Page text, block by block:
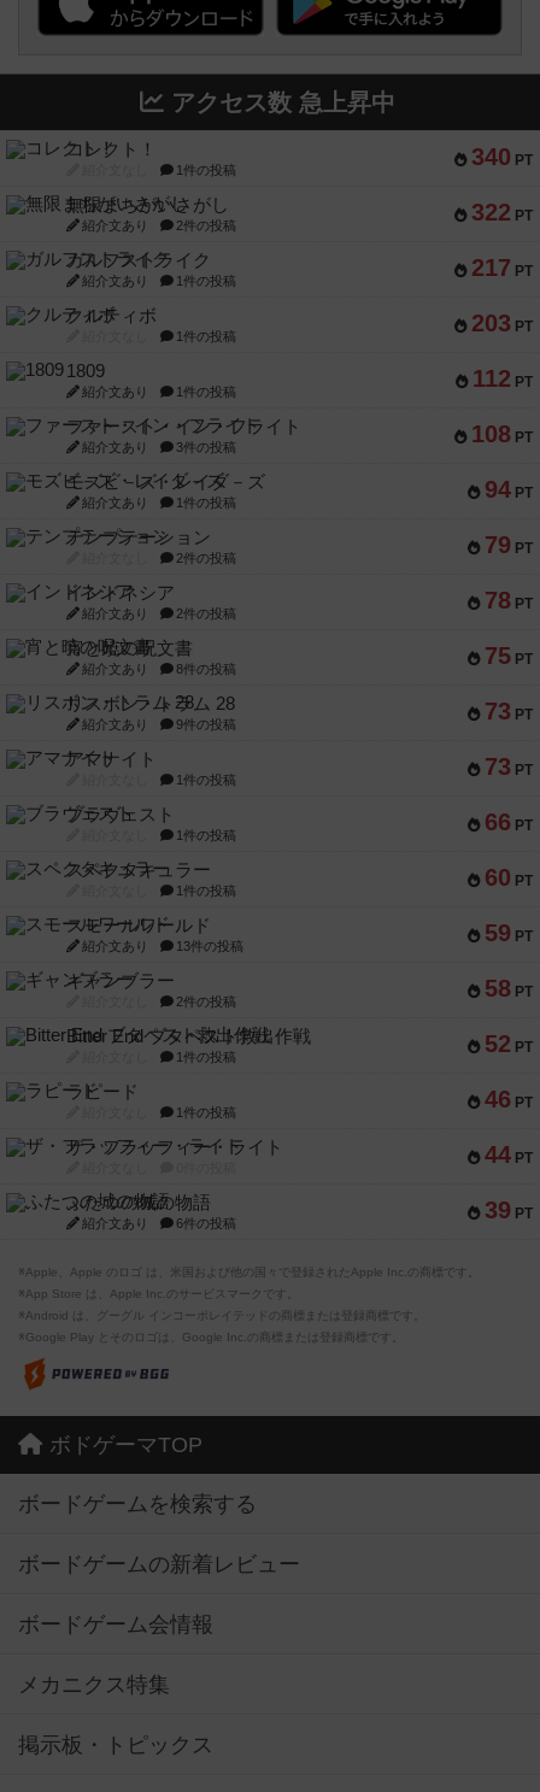
アクセス数 急上昇中
340 PT
コレクト！
1件の投稿
322 PT
無限まちがいさがし
紹介文あり 2件の投稿
217 PT
ガルフストライク
紹介文あり 1件の投稿
203 PT
クルティボ
1件の投稿
112 PT
1809
紹介文あり 1件の投稿
108 PT
ファースト・イン・フライト
紹介文あり 3件の投稿
94 PT
モズビ－ズ・レイダ－ズ
紹介文あり 1件の投稿
79 PT
テンプテーション
2件の投稿
78 PT
インドネシア
紹介文あり 2件の投稿
75 PT
宵と暁の呪文書
紹介文あり 8件の投稿
73 PT
リスボン・トラム 28
紹介文あり 9件の投稿
73 PT
アマナイト
1件の投稿
66 PT
ブラヴェスト
1件の投稿
60 PT
スペクタキュラー
1件の投稿
59 PT
スモールワールド
紹介文あり 13件の投稿
58 PT
ギャンブラー
2件の投稿
52 PT
Bitter End ブタペスト救出作戦
1件の投稿
46 PT
ラピード
1件の投稿
44 PT
ザ・フラッフィー・ライト
39 PT
ふたつの城の物語
紹介文あり 6件の投稿
※Apple、Apple のロゴ は、米国および他の国々で登録されたApple Inc.の商標です。
※App Store は、Apple Inc.のサービスマークです。
※Android は、グーグル インコーポレイテッドの商標または登録商標です。
※Google Play とそのロゴは、Google Inc.の商標または登録商標です。
ボドゲーマTOP
ボードゲームを検索する
ボードゲームの新着レビュー
ボードゲーム会情報
メカニクス特集
掲示板・トピックス